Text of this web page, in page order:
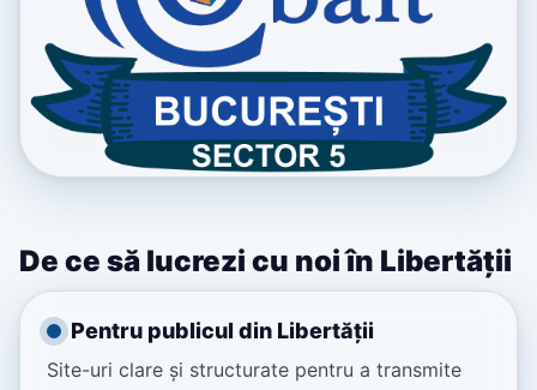
De ce să lucrezi cu noi în Libertății
Pentru publicul din Libertății
Site-uri clare și structurate pentru a transmite